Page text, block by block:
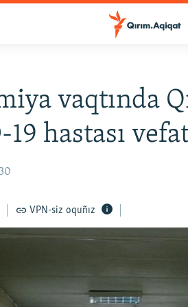
vaqtında
19 hastası
VPN-siz oquñız